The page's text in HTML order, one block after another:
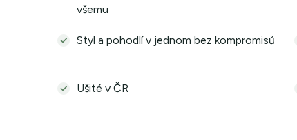
všemu
Styl a pohodlí v jednom bez kompromisů
Ušité v ČR